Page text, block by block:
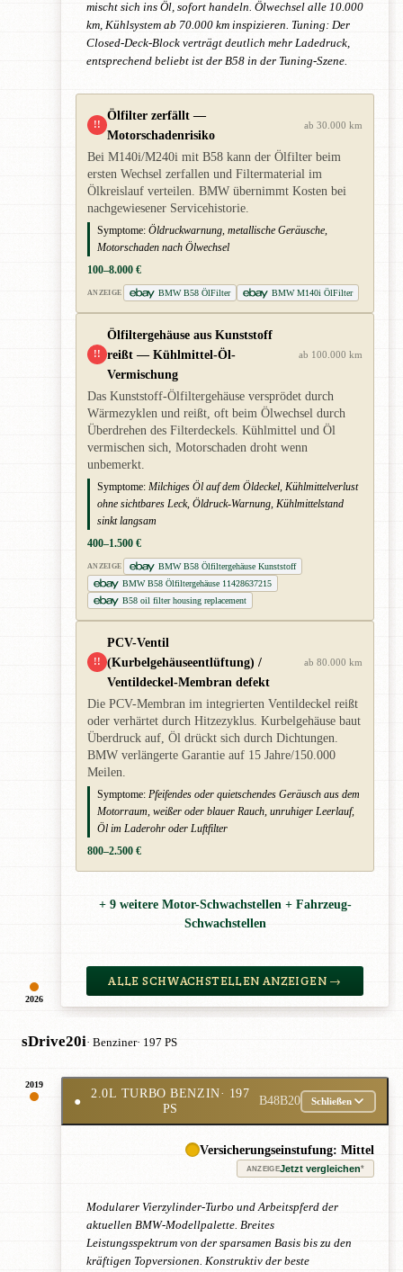
2026
mischt sich ins Öl, sofort handeln. Ölwechsel alle 10.000
km, Kühlsystem ab 70.000 km inspizieren. Tuning: Der
Closed-Deck-Block verträgt deutlich mehr Ladedruck,
entsprechend beliebt ist der B58 in der Tuning-Szene.
!!
Ölfilter zerfällt —
Motorschadenrisiko
ab 30.000 km
Bei M140i/M240i mit B58 kann der Ölfilter beim
ersten Wechsel zerfallen und Filtermaterial im
Ölkreislauf verteilen. BMW übernimmt Kosten bei
nachgewiesener Servicehistorie.
Symptome: Öldruckwarnung, metallische Geräusche,
Motorschaden nach Ölwechsel
100–8.000 €
ANZEIGE BMW B58 ÖlFilter BMW M140i ÖlFilter
!!
Ölfiltergehäuse aus Kunststoff
reißt — Kühlmittel-Öl-
Vermischung
ab 100.000 km
Das Kunststoff-Ölfiltergehäuse versprödet durch
Wärmezyklen und reißt, oft beim Ölwechsel durch
Überdrehen des Filterdeckels. Kühlmittel und Öl
vermischen sich, Motorschaden droht wenn
unbemerkt.
Symptome: Milchiges Öl auf dem Öldeckel, Kühlmittelverlust
ohne sichtbares Leck, Öldruck-Warnung, Kühlmittelstand
sinkt langsam
400–1.500 €
ANZEIGE
BMW B58 Ölfiltergehäuse Kunststoff
BMW B58 Ölfiltergehäuse 11428637215
B58 oil filter housing replacement
!!
PCV-Ventil
(Kurbelgehäuseentlüftung) /
Ventildeckel-Membran defekt
ab 80.000 km
Die PCV-Membran im integrierten Ventildeckel reißt
oder verhärtet durch Hitzezyklus. Kurbelgehäuse baut
Überdruck auf, Öl drückt sich durch Dichtungen.
BMW verlängerte Garantie auf 15 Jahre/150.000
Meilen.
Symptome: Pfeifendes oder quietschendes Geräusch aus dem
Motorraum, weißer oder blauer Rauch, unruhiger Leerlauf,
Öl im Laderohr oder Luftfilter
800–2.500 €
+ 9 weitere Motor-Schwachstellen + Fahrzeug-
Schwachstellen
ALLE SCHWACHSTELLEN ANZEIGEN →
sDrive20i· Benziner· 197 PS
2019
●
2.0L TURBO BENZIN· 197
PS
B48B20 Schließen
Versicherungseinstufung: Mittel
ANZEIGEJetzt vergleichen*
Modularer Vierzylinder-Turbo und Arbeitspferd der
aktuellen BMW-Modellpalette. Breites
Leistungsspektrum von der sparsamen Basis bis zu den
kräftigen Topversionen. Konstruktiv der beste